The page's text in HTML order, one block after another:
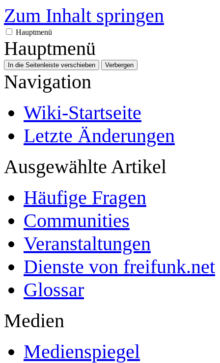
Zum Inhalt springen
Hauptmenü
Hauptmenü
In die Seitenleiste verschieben Verbergen
Navigation
Wiki-Startseite
Letzte Änderungen
Ausgewählte Artikel
Häufige Fragen
Communities
Veranstaltungen
Dienste von freifunk.net
Glossar
Medien
Medienspiegel